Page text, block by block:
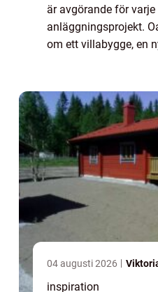
är avgörande för varje
anläggningsprojekt.
om ett villabygge, en
schaktning h...
04 augusti 2026
inspiration